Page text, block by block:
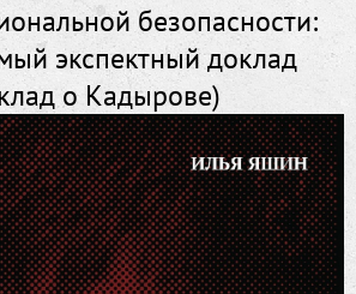
безопасности:
экспектный доклад
о Кадырове)